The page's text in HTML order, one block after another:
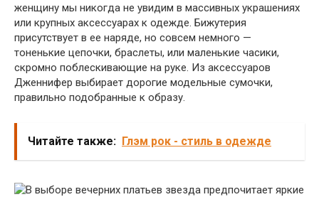
женщину мы никогда не увидим в массивных украшениях
или крупных аксессуарах к одежде. Бижутерия
присутствует в ее наряде, но совсем немного —
тоненькие цепочки, браслеты, или маленькие часики,
скромно поблескивающие на руке. Из аксессуаров
Дженнифер выбирает дорогие модельные сумочки,
правильно подобранные к образу.
Читайте также: Глэм рок - стиль в одежде